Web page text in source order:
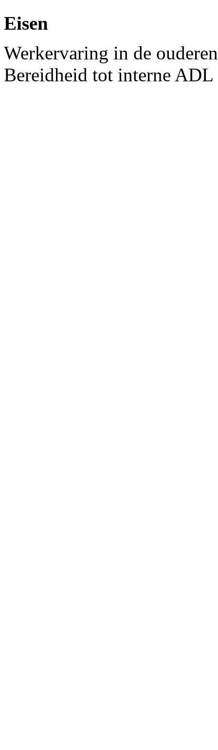
Eisen
Werkervaring in de
Bereidheid tot interne